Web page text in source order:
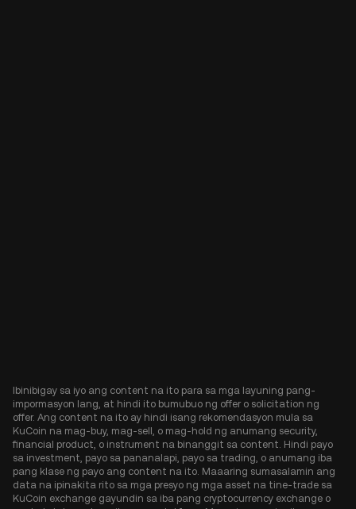
Ibinibigay sa iyo ang content na ito para sa mga layuning pang-
impormasyon lang, at hindi ito bumubuo ng offer o solicitation ng
offer. Ang content na ito ay hindi isang rekomendasyon mula sa
KuCoin na mag-buy, mag-sell, o mag-hold ng anumang security,
financial product, o instrument na binanggit sa content. Hindi payo
sa investment, payo sa pananalapi, payo sa trading, o anumang iba
pang klase ng payo ang content na ito. Maaaring sumasalamin ang
data na ipinakita rito sa mga presyo ng mga asset na tine-trade sa
KuCoin exchange gayundin sa iba pang cryptocurrency exchange o